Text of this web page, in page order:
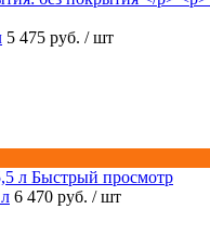
5 475 руб. / шт
Быстрый просмотр
6 470 руб. / шт